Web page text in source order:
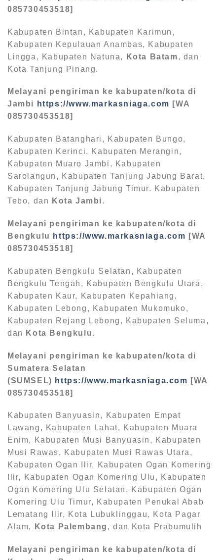
085730453518]
Kabupaten Bintan, Kabupaten Karimun,
Kabupaten Kepulauan Anambas, Kabupaten
Lingga, Kabupaten Natuna,
Kota Batam, dan
Kota Tanjung Pinang.
Melayani pengiriman ke kabupaten/kota di
Jambi
https://www.markasniaga.com [WA
085730453518]
Kabupaten Batanghari, Kabupaten Bungo,
Kabupaten Kerinci, Kabupaten Merangin,
Kabupaten Muaro Jambi, Kabupaten
Sarolangun, Kabupaten Tanjung Jabung Barat,
Kabupaten Tanjung Jabung Timur. Kabupaten
Tebo, dan
Kota Jambi.
Melayani pengiriman ke kabupaten/kota di
Bengkulu
https://www.markasniaga.com [WA
085730453518]
Kabupaten Bengkulu Selatan, Kabupaten
Bengkulu Tengah, Kabupaten Bengkulu Utara,
Kabupaten Kaur, Kabupaten Kepahiang,
Kabupaten Lebong, Kabupaten Mukomuko,
Kabupaten Rejang Lebong, Kabupaten Seluma,
dan
Kota Bengkulu.
Melayani pengiriman ke kabupaten/kota di
Sumatera Selatan
(SUMSEL) https://www.markasniaga.com [WA
085730453518]
Kabupaten Banyuasin, Kabupaten Empat
Lawang, Kabupaten Lahat, Kabupaten Muara
Enim, Kabupaten Musi Banyuasin, Kabupaten
Musi Rawas, Kabupaten Musi Rawas Utara,
Kabupaten Ogan Ilir, Kabupaten Ogan Komering
Ilir, Kabupaten Ogan Komering Ulu, Kabupaten
Ogan Komering Ulu Selatan, Kabupaten Ogan
Komering Ulu Timur, Kabupaten Penukal Abab
Lematang Ilir, Kota Lubuklinggau, Kota Pagar
Alam,
Kota Palembang , dan Kota Prabumulih
Melayani pengiriman ke kabupaten/kota di